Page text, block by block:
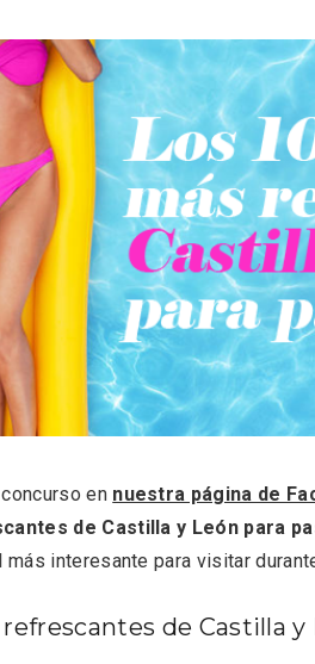
en nuestra página de
de Castilla y León para
interesante para visitar
de Castilla y
2026 de
Velay, una
Valladolid